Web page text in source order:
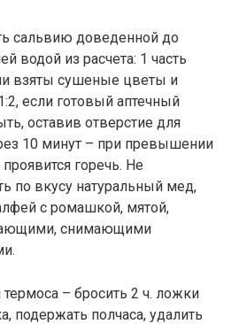
сальвию доведенной до
водой из расчета: 1 часть
взяты сушеные цветы и
если готовый аптечный
оставив отверстие для
10 минут – при превышении
горечь. Не
по вкусу натуральный мед,
с ромашкой, мятой,
снимающими
– бросить 2 ч. ложки
подержать полчаса, удалить